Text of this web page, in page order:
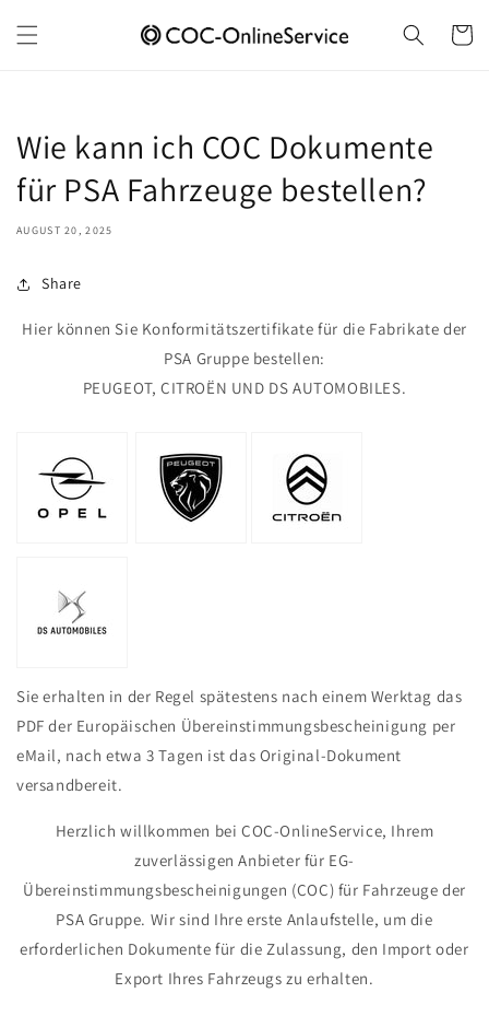
content
Cart
Wie kann ich COC Dokumente
für PSA Fahrzeuge bestellen?
AUGUST 20, 2025
Share
Hier können Sie Konformitätszertifikate für die Fabrikate der
PSA Gruppe bestellen:
PEUGEOT, CITROËN UND DS AUTOMOBILES.
Sie erhalten in der Regel spätestens nach einem Werktag das
PDF der Europäischen Übereinstimmungsbescheinigung per
eMail, nach etwa 3 Tagen ist das Original-Dokument
versandbereit.
Herzlich willkommen bei COC-OnlineService, Ihrem
zuverlässigen Anbieter für EG-
Übereinstimmungsbescheinigungen (COC) für Fahrzeuge der
PSA Gruppe. Wir sind Ihre erste Anlaufstelle, um die
erforderlichen Dokumente für die Zulassung, den Import oder
Export Ihres Fahrzeugs zu erhalten.